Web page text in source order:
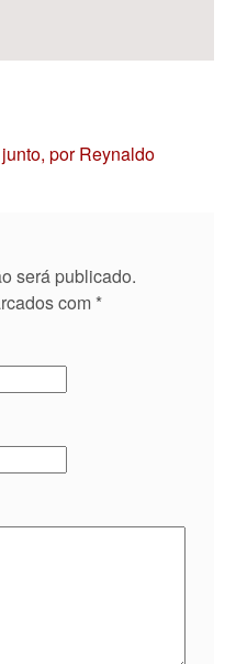
por Reynaldo
será publicado.
com *